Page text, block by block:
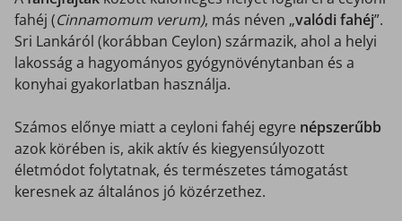
fahéj (Cinnamomum verum), más néven „valódi fahéj”.
Sri Lankáról (korábban Ceylon) származik, ahol a helyi
lakosság a hagyományos gyógynövénytanban és a
konyhai gyakorlatban használja.
Számos előnye miatt a ceyloni fahéj egyre népszerűbb
azok körében is, akik aktív és kiegyensúlyozott
életmódot folytatnak, és természetes támogatást
keresnek az általános jó közérzethez.